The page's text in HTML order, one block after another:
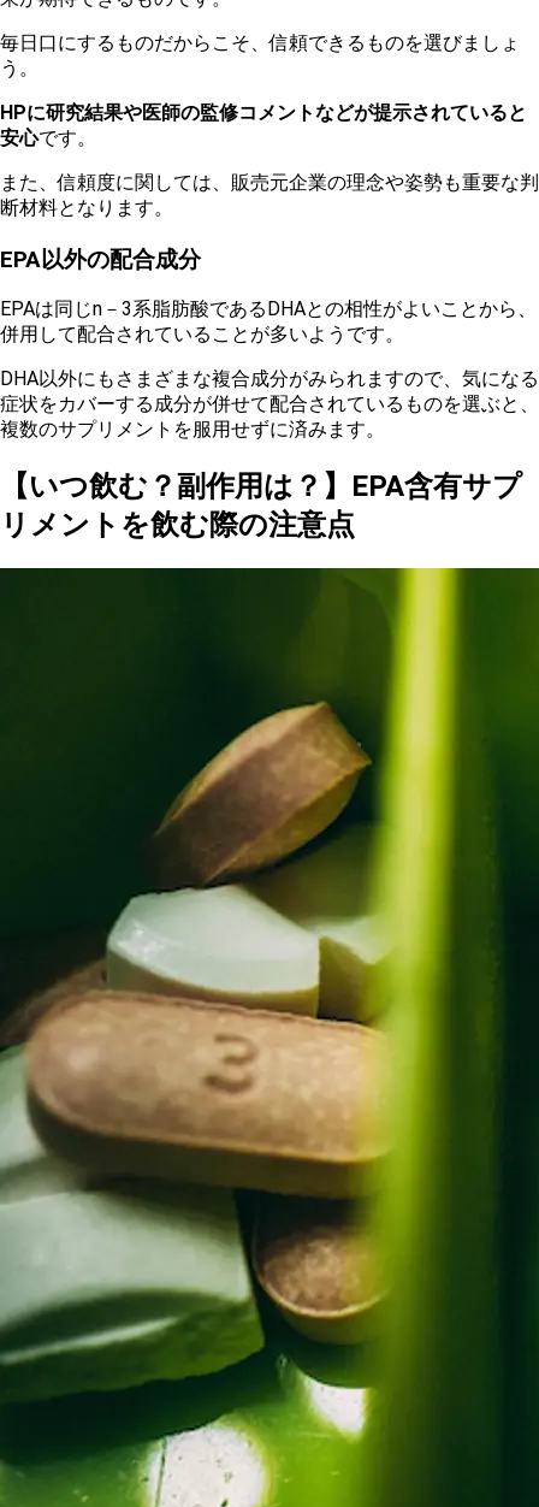
毎日口にするものだからこそ、信頼できるものを選びましょ
う。
HPに研究結果や医師の監修コメントなどが提示されていると
安心です。
また、信頼度に関しては、販売元企業の理念や姿勢も重要な判
断材料となります。
EPA以外の配合成分
EPAは同じn－3系脂肪酸であるDHAとの相性がよいことから、
併用して配合されていることが多いようです。
DHA以外にもさまざまな複合成分がみられますので、気になる
症状をカバーする成分が併せて配合されているものを選ぶと、
複数のサプリメントを服用せずに済みます。
【いつ飲む？副作用は？】EPA含有サプ
リメントを飲む際の注意点